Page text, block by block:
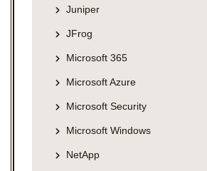
Juniper
JFrog
Microsoft 365
Microsoft Azure
Microsoft Security
Microsoft Windows
NetApp